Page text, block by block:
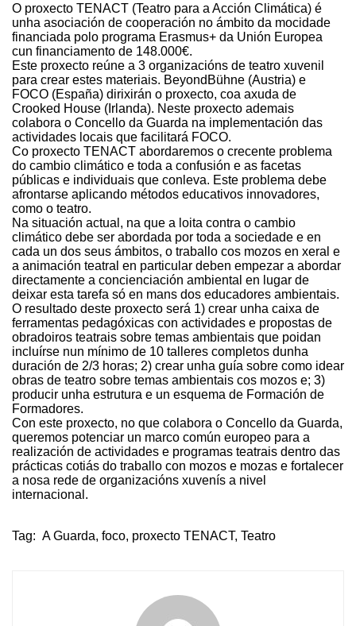
O proxecto TENACT (Teatro para a Acción Climática) é
unha asociación de cooperación no ámbito da mocidade
financiada polo programa Erasmus+ da Unión Europea
cun financiamento de 148.000€.
Este proxecto reúne a 3 organizacións de teatro xuvenil
para crear estes materiais. BeyondBühne (Austria) e
FOCO (España) dirixirán o proxecto, coa axuda de
Crooked House (Irlanda). Neste proxecto ademais
colabora o Concello da Guarda na implementación das
actividades locais que facilitará FOCO.
Co proxecto TENACT abordaremos o crecente problema
do cambio climático e toda a confusión e as facetas
públicas e individuais que conleva. Este problema debe
afrontarse aplicando métodos educativos innovadores,
como o teatro.
Na situación actual, na que a loita contra o cambio
climático debe ser abordada por toda a sociedade e en
cada un dos seus ámbitos, o traballo cos mozos en xeral e
a animación teatral en particular deben empezar a abordar
directamente a concienciación ambiental en lugar de
deixar esta tarefa só en mans dos educadores ambientais.
O resultado deste proxecto será 1) crear unha caixa de
ferramentas pedagóxicas con actividades e propostas de
obradoiros teatrais sobre temas ambientais que poidan
incluírse nun mínimo de 10 talleres completos dunha
duración de 2/3 horas; 2) crear unha guía sobre como idear
obras de teatro sobre temas ambientais cos mozos e; 3)
producir unha estrutura e un esquema de Formación de
Formadores.
Con este proxecto, no que colabora o Concello da Guarda,
queremos potenciar un marco común europeo para a
realización de actividades e programas teatrais dentro das
prácticas cotiás do traballo con mozos e mozas e fortalecer
a nosa rede de organizacións xuvenís a nivel
internacional.
Tag: A Guarda, foco, proxecto TENACT, Teatro